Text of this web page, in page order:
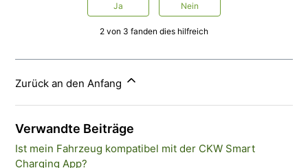
Ja Nein
2 von 3 fanden dies hilfreich
Zurück an den Anfang
Verwandte Beiträge
Ist mein Fahrzeug kompatibel mit der CKW Smart
Charging App?